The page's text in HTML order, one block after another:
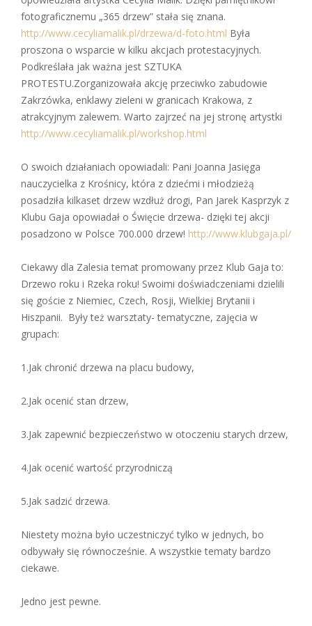
fotograficznemu „365 drzew” stała się znana.
http://www.cecyliamalik.pl/drzewa/d-foto.html Była
proszona o wsparcie w kilku akcjach protestacyjnych.
Podkreślała jak ważna jest SZTUKA
PROTESTU.Zorganizowała akcję przeciwko zabudowie
Zakrzówka, enklawy zieleni w granicach Krakowa, z
atrakcyjnym zalewem. Warto zajrzeć na jej stronę artystki
http://www.cecyliamalik.pl/workshop.html
O swoich działaniach opowiadali: Pani Joanna Jasięga
nauczycielka z Krośnicy, która z dziećmi i młodzieżą
posadziła kilkaset drzew wzdłuż drogi, Pan Jarek Kasprzyk z
Klubu Gaja opowiadał o Święcie drzewa- dzięki tej akcji
posadzono w Polsce 700.000 drzew! http://www.klubgaja.pl/
Ciekawy dla Zalesia temat promowany przez Klub Gaja to:
Drzewo roku i Rzeka roku! Swoimi doświadczeniami dzielili
się goście z Niemiec, Czech, Rosji, Wielkiej Brytanii i
Hiszpanii. Były też warsztaty- tematyczne, zajęcia w
grupach:
1.Jak chronić drzewa na placu budowy,
2.Jak ocenić stan drzew,
3.Jak zapewnić bezpieczeństwo w otoczeniu starych drzew,
4.Jak ocenić wartość przyrodniczą
5.Jak sadzić drzewa.
Niestety można było uczestniczyć tylko w jednych, bo
odbywały się równocześnie. A wszystkie tematy bardzo
ciekawe.
Jedno jest pewne.